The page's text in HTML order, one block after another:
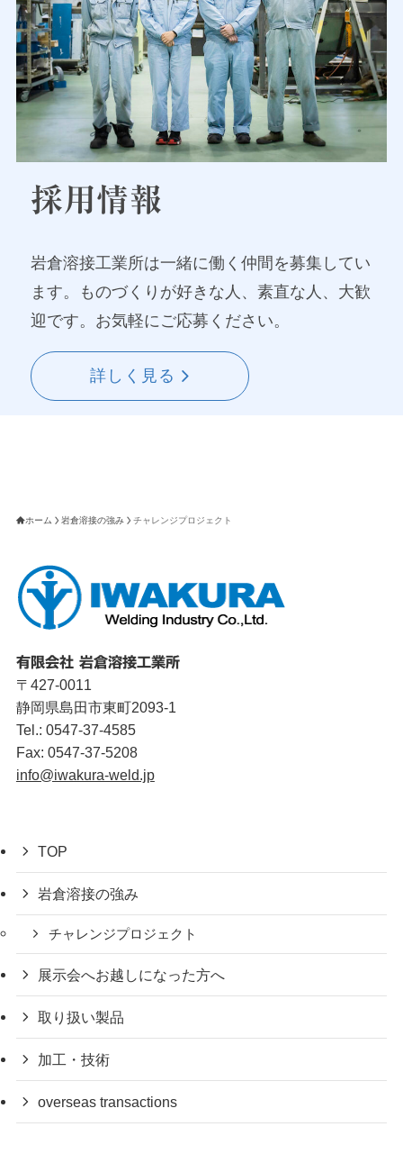
採用情報
岩倉溶接工業所は一緒に働く仲間を募集してい
ます。ものづくりが好きな人、素直な人、大歓
迎です。お気軽にご応募ください。
詳しく見る
ホーム 岩倉溶接の強み チャレンジプロジェクト
有限会社 岩倉溶接工業所
〒427-0011
静岡県島田市東町2093-1
Tel.: 0547-37-4585
Fax: 0547-37-5208
info@iwakura-weld.jp
TOP
岩倉溶接の強み
チャレンジプロジェクト
展示会へお越しになった方へ
取り扱い製品
加工・技術
overseas transactions